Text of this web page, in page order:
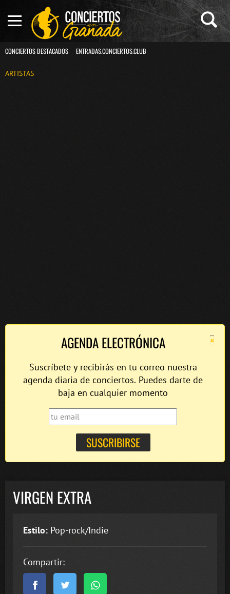
CONCIERTOS DESTACADOS ENTRADAS.CONCIERTOS.CLUB
ARTISTAS
×
AGENDA ELECTRÓNICA
Suscríbete y recibirás en tu correo nuestra
agenda diaria de conciertos. Puedes darte de
baja en cualquier momento
VIRGEN EXTRA
Estilo: Pop-rock/Indie
Compartir: